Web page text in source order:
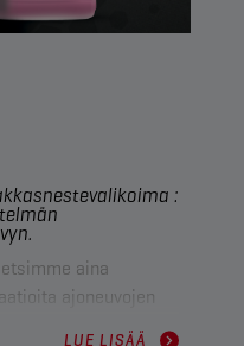
:
aina
ajoneuvojen
Olemme
LUE LISÄÄ